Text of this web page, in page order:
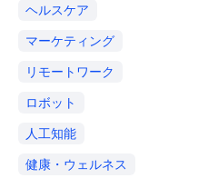
ヘルスケア
マーケティング
リモートワーク
ロボット
人工知能
健康・ウェルネス